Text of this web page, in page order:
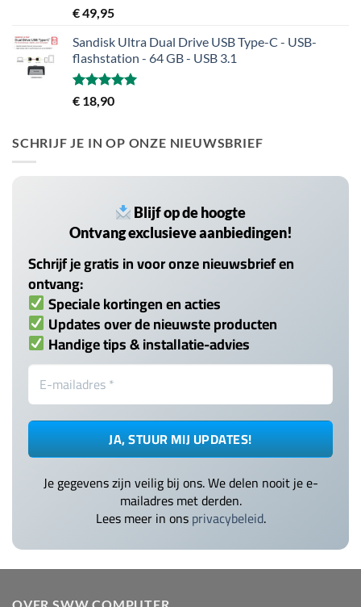
Gewaardeerd
uit 5
€49,95
Sandisk Ultra Dual Drive USB Type-C - USB-
flashstation - 64 GB - USB 3.1
Gewaardeerd
uit 5
€ 18,90
SCHRIJF JE IN OP ONZE NIEUWSBRIEF
Blijf op de hoogte
Ontvang exclusieve aanbiedingen!
Schrijf je gratis in voor onze nieuwsbrief en
ontvang:
Speciale kortingen en acties
Updates over de nieuwste producten
Handige tips & installatie-advies
Je gegevens zijn veilig bij ons. We delen nooit je e-
mailadres met derden.
Lees meer in onsprivacybeleid.